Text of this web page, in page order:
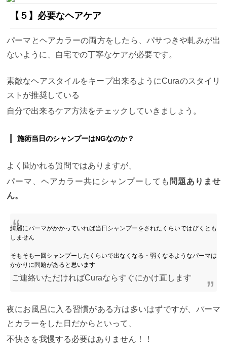
す。ボブからミディアムのパーマデザインによく使
います。１液をつけながらロッドを巻く→数分加温
→２液つける
間はそんなにかかりません。低温デジタルパーマで
かかる時間は2時間です。 ・デジタルパーマの場合
デジタルパーマは、乾いたときにカールが綺麗に出
巻き風パーマ”によく使います。１液を塗布する→一
度流す→ロッドを巻く→しっかり加温する→２液を
つける という感じで、上記で説明した2つのパーマよ
時間は2時間半です。【２】カラーにかかる時間
ンによって塗布する薬剤の量が違います。 そういっ
パーマとカラーを一緒にやる場合には ・毛先だけパ
ーマ ・根元だけカラー というお客様も多いです。ダ
メージが少なく出来るのと、施術時間も早く済みま
ます。Curaでは、パーマをした日のカラーでもダメ
かる時間は1時間半です。 【３】パーマとカラーを一
緒にやる時間
よって時間が違う ・カラーは長さやデザインによっ
よくある
ーで4時間・低温デジタルパーマ＋全体カラーで3時
間半 ・コールドパーマ＋全体カラーで3時間半
う感じになります。 カラーが伸びた分の根元だけで
今回パーマとカラーにかかる時間をお伝えしました
【５】必要なヘアケア
パーマとヘアカラーの両方をしたら、パサつきや軋みが出
ないように、自宅での丁寧なケアが必要です。
素敵なヘアスタイルをキープ出来るようにCuraのスタイリ
ストが推奨している
自分で出来るケア方法をチェックしていきましょう。
施術当日のシャンプーはNGなのか？
よく聞かれる質問ではありますが、
パーマ、ヘアカラー共にシャンプーしても 問題ありませ
ん。
綺麗にパーマがかかっていれば当日シャンプーをされたくらいではびくとも
しません
そもそも一回シャンプーしたくらいで出なくなる・弱くなるようなパーマは
かかりに問題があると思います
ご連絡いただければCuraならすぐにかけ直します
夜にお風呂に入る習慣がある方は多いはずですが、パーマ
とカラーをした日だからといって、
不快さを我慢する必要はありません！！